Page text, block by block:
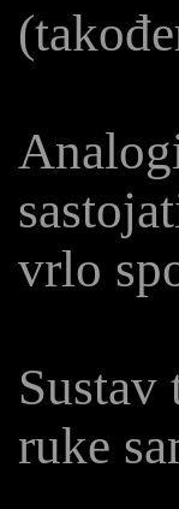
vrlo
ruke